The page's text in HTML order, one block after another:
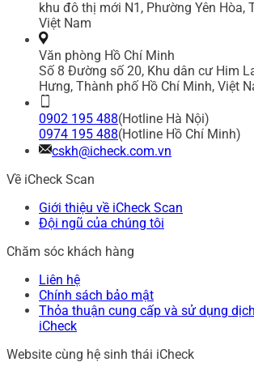
khu đô thị mới N1, Phường Yên Hòa,
Việt Nam
Văn phòng Hồ Chí Minh
Số 8 Đường số 20, Khu dân cư Him
Hưng, Thành phố Hồ Chí Minh, Việt
0902 195 488(Hotline Hà Nội)
0974 195 488(Hotline Hồ Chí Minh)
cskh@icheck.com.vn
Về iCheck Scan
Giới thiệu về iCheck Scan
Đội ngũ của chúng tôi
Chăm sóc khách hàng
Liên hệ
Chính sách bảo mật
Thỏa thuận cung cấp và sử dụng
iCheck
Website cùng hệ sinh thái iCheck